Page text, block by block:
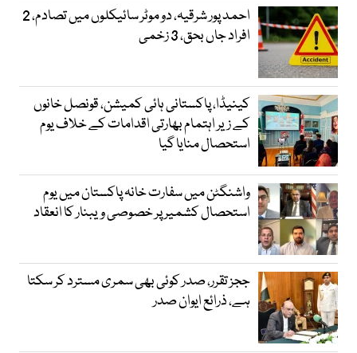
احمد پور شرقیہ، دو موٹر سائیکلوں میں تصادم، 2
افراد جاں بحق، 3 زخمی
کینیڈا، پاکستانی ہائی کمیشن، قونصل خانوں
کے زیر اہتمام بھارتی اقدامات کے خلاف یوم
استحصال منایا گیا
واشنگٹن میں سفارت خانہ پاکستان میں یوم
استحصال کشمیر پر خصوصی ویبنار کا انعقاد
ججز تقرر، صدر کوئی بھی سمری مسترد کر سکتا
ہے، ذرائع ایوان صدر